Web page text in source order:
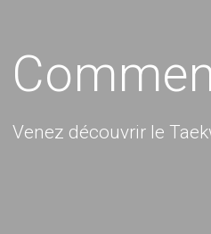
Venez découvrir le